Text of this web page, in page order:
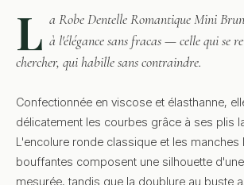
L a Robe Dentelle Romantique Mini
à l'élégance sans fracas — celle qui se
chercher, qui habille sans contraindre.
Confectionnée en viscose et élasthanne,
délicatement les courbes grâce à ses plis
L'encolure ronde classique et les manches
bouffantes composent une silhouette
mesurée, tandis que la doublure au buste